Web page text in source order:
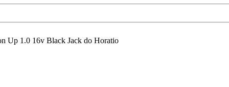
Up 1.0 16v Black Jack do Horatio